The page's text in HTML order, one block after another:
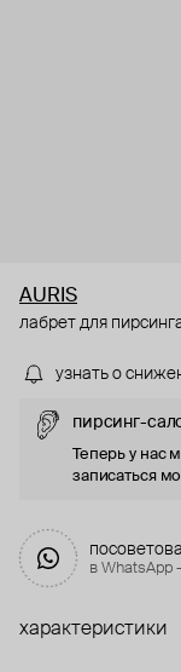
AURIS
лабрет для
узнать о
пирсинг-
Теперь у нас
записаться
в WhatsApp
характеристики